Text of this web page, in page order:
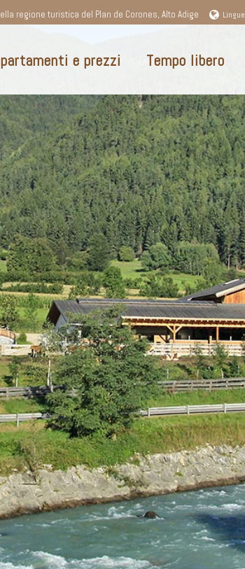
regione turistica del Plan de Corones, Alto Adige Lingue
e prezzi Tempo libero